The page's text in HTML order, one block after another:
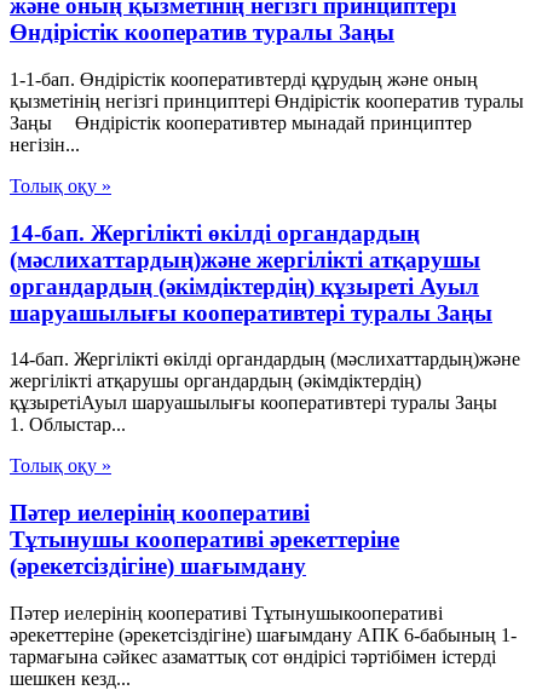
және оның қызметiнiң негiзгi принциптерi
Өндiрiстiк кооператив туралы Заңы
1-1-бап. Өндiрiстiк кооперативтердi құрудың және оның
қызметiнiң негiзгi принциптерi Өндiрiстiк кооператив туралы
Заңы Өндiрiстiк кооперативтер мынадай принциптер
негiзiн...
Толық оқу »
14-бап. Жергілікті өкілді органдардың
(мәслихаттардың)және жергілікті атқарушы
органдардың (әкімдіктердің) құзыреті Ауыл
шаруашылығы кооперативтері туралы Заңы
14-бап. Жергілікті өкілді органдардың (мәслихаттардың)және
жергілікті атқарушы органдардың (әкімдіктердің)
құзыретіАуыл шаруашылығы кооперативтері туралы Заңы
1. Облыстар...
Толық оқу »
Пәтер иелерінің кооперативі
Тұтынушы кооперативі әрекеттеріне
(әрекетсіздігіне) шағымдану
Пәтер иелерінің кооперативі Тұтынушыкооперативі
әрекеттеріне (әрекетсіздігіне) шағымдану АПК 6-бабының 1-
тармағына сәйкес азаматтық сот өндірісі тәртібімен істерді
шешкен кезд...